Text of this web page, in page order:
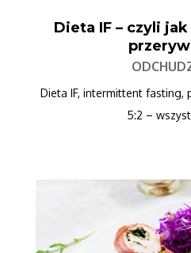
Dieta IF – czyli
Dieta IF, intermittent fasting,
5:2 –